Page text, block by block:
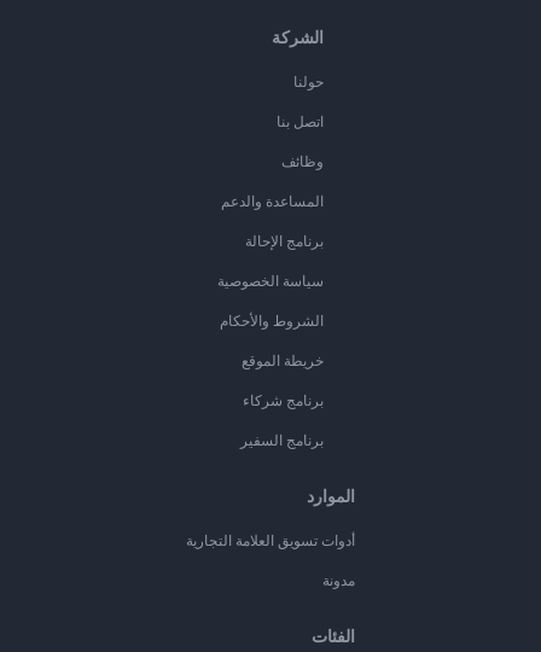
الشركة
حولنا
اتصل بنا
وظائف
المساعدة والدعم
برنامج الإحالة
سياسة الخصوصية
الشروط والأحكام
خريطة الموقع
برنامج شركاء
برنامج السفير
الموارد
أدوات تسويق العلامة التجارية
مدونة
الفئات